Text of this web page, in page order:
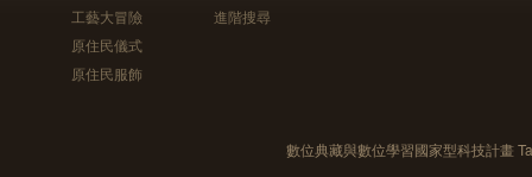
工藝大冒險
原住民儀式
原住民服飾
進階搜尋
數位典藏與數位學習國家型科技計畫